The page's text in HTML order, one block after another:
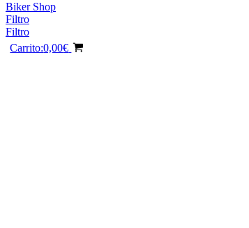
Biker Shop
Filtro
Filtro
Carrito:0,00€